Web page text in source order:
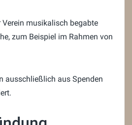
musikalisch begabte
zum Beispiel im Rahmen von
ausschließlich aus Spenden